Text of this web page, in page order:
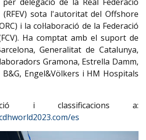
(RFEV) sota l'autoritat del Offshore
i la col·laboració de la Federació
Ha comptat amb el suport de
Generalitat de Catalunya,
Gramona, Estrella Damm,
Engel&Völkers i HM Hospitals
i classificacions a:
es